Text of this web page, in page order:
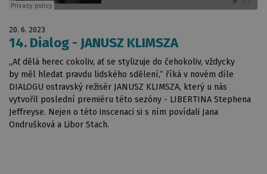
20. 6. 2023
14. Dialog - JANUSZ KLIMSZA
„Ať dělá herec cokoliv, ať se stylizuje do čehokoliv, vždycky
by měl hledat pravdu lidského sdělení,” říká v novém díle
DIALOGU ostravský režisér JANUSZ KLIMSZA, který u nás
vytvořil poslední premiéru této sezóny - LIBERTINA Stephena
Jeffreyse. Nejen o této inscenaci si s ním povídali Jana
Ondrušková a Libor Stach.